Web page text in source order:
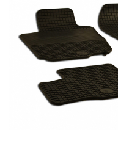
Buton Frana
Buton Clapeta Rezervor
Buton Portbagaj
Alte Butoane/Comutatoare
Butoane Semnalizare
Schimbatoare Viteze